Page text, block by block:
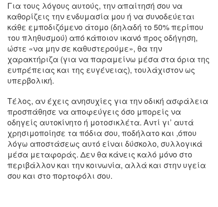
Για τους λόγους αυτούς, την απαίτησή σου να
καθορίζεις την ενδυμασία μου ή να συνοδεύεται
κάθε εμποδιζόμενο άτομο (δηλαδή το 50% περίπου
του πληθυσμού) από κάποιον ικανό προς οδήγηση,
ώστε «να μην σε καθυστερούμε», θα την
χαρακτήριζα (για να παραμείνω μέσα στα όρια της
ευπρέπειας και της ευγένειας), τουλάχιστον ως
υπερβολική.
Τέλος, αν έχεις ανησυχίες για την οδική ασφάλεια
προσπάθησε να αποφεύγεις όσο μπορείς να
οδηγείς αυτοκίνητο ή μοτοσικλέτα. Αντί γι’ αυτά
χρησιμοποίησε τα πόδια σου, ποδήλατο και ,όπου
λόγω αποστάσεως αυτό είναι δύσκολο, συλλογικά
μέσα μεταφοράς. Δεν θα κάνεις καλό μόνο στο
περιβάλλον και την κοινωνία, αλλά και στην υγεία
σου και στο πορτοφόλι σου.